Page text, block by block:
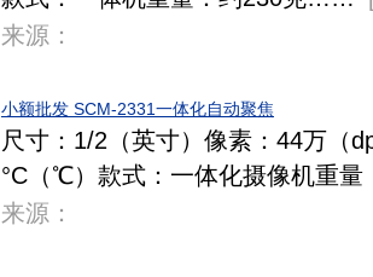
来源：
小额批发 SCM-2331一体化自动聚焦
尺寸：1/2（英寸）像素：44万（
°C（℃）款式：一体化摄像机重
来源：